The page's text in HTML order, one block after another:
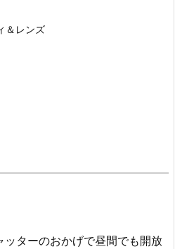
＆レンズ
ターのおかげで昼間でも開放